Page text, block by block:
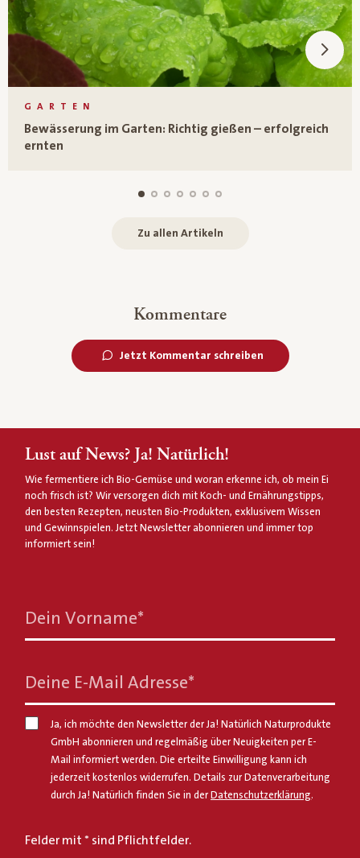
GARTEN
Bewässerung im Garten: Richtig gießen – erfolgreich
ernten
Zu allen Artikeln
Kommentare
Jetzt Kommentar schreiben
Lust auf News? Ja! Natürlich!
Wie fermentiere ich Bio-Gemüse und woran erkenne ich, ob mein Ei
noch frisch ist? Wir versorgen dich mit Koch- und Ernährungstipps,
den besten Rezepten, neusten Bio-Produkten, exklusivem Wissen
und Gewinnspielen. Jetzt Newsletter abonnieren und immer top
informiert sein!
Dein Vorname*
Deine E-Mail Adresse*
Ja, ich möchte den Newsletter der Ja! Natürlich Naturprodukte
GmbH abonnieren und regelmäßig über Neuigkeiten per E-
Mail informiert werden. Die erteilte Einwilligung kann ich
jederzeit kostenlos widerrufen. Details zur Datenverarbeitung
durch Ja! Natürlich finden Sie in derDatenschutzerklärung.
Felder mit * sind Pflichtfelder.